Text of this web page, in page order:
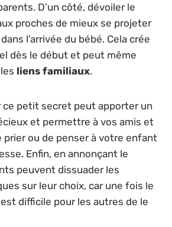
D’un côté, dévoiler le
proches de mieux se projeter
l’arrivée du bébé. Cela crée
dès le début et peut même
liens familiaux.
ce petit secret peut apporter un
et permettre à vos amis et
prier ou de penser à votre enfant
Enfin, en annonçant le
peuvent dissuader les
sur leur choix, car une fois le
difficile pour les autres de le